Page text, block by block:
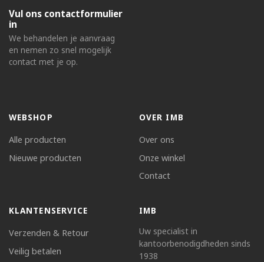
Vul ons contactformulier
in
We behandelen je aanvraag
en nemen zo snel mogelijk
contact met je op.
WEBSHOP
Alle producten
Nieuwe producten
OVER IMB
Over ons
Onze winkel
Contact
KLANTENSERVICE
Verzenden & Retour
Veilig betalen
IMB
Uw specialist in
kantoorbenodigdheden sinds
1938